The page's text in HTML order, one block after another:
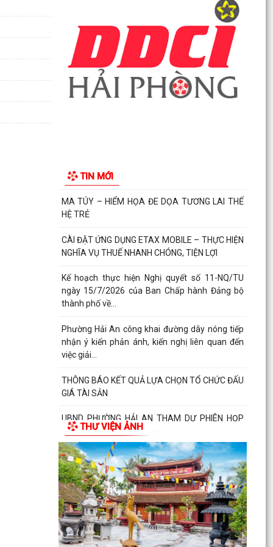
TIN MỚI
CÀI ĐẶT ỨNG DỤNG ETAX MOBILE – THỰC HIỆN
NGHĨA VỤ THUẾ NHANH CHÓNG, TIỆN LỢI
Kế hoạch thực hiện Nghị quyết số 11-NQ/TU
ngày 15/7/2026 của Ban Chấp hành Đảng bộ
thành phố về...
THÔNG BÁO KẾT QUẢ LỰA CHỌN TỔ CHỨC ĐẤU
UBND PHƯỜNG HẢI AN THAM DỰ PHIÊN HỌP
THÁNG 7 NĂM 2026.
giấy khen và biểu dương gia đình bà Lương Thị
Thúy (trú...
tịch HĐND phường Hải An chủ trì buổi tiếp công
dân...
phường tiếp nhận thông tin phản ánh, kiến nghị
liên quan đến...
Đảng ủy phường Hải An đánh giá toàn diện kết
quả thực hiện tháng 7, quyết tâm bứt phá hoàn
thành...
Đồng chí Nguyễn Thị Thu, Bí thư Đảng ủy, Chủ
tịch HĐND phường Hải An chủ trì buổi tiếp công
dân...
Kế hoạch của Ban Thường vụ Đảng ủy thực hiện
Nghị quyết số 11-NQ/TU ngày 15/7/2026 của
THƯ VIỆN ẢNH